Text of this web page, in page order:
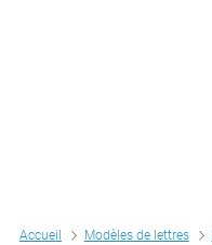
Accueil Modèles de lettres